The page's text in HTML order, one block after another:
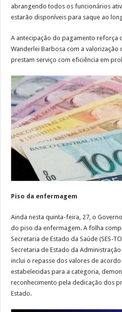
abrangendo todos os funcionários
estarão disponíveis para saque ao
A antecipação do pagamento
Wanderlei Barbosa com a
prestam serviço com eficiência em
Piso da enfermagem
Ainda nesta quinta-feira, 27, o
do piso da enfermagem. A folha
Secretaria de Estado da Saúde (SES-
Secretaria de Estado da
inclui o repasse dos valores de
estabelecidas para a categoria,
reconhecimento pela dedicação dos
Estado.